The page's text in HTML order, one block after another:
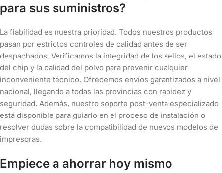
para sus suministros?
La fiabilidad es nuestra prioridad. Todos nuestros productos
pasan por estrictos controles de calidad antes de ser
despachados. Verificamos la integridad de los sellos, el estado
del chip y la calidad del polvo para prevenir cualquier
inconveniente técnico. Ofrecemos envíos garantizados a nivel
nacional, llegando a todas las provincias con rapidez y
seguridad. Además, nuestro soporte post-venta especializado
está disponible para guiarlo en el proceso de instalación o
resolver dudas sobre la compatibilidad de nuevos modelos de
impresoras.
Empiece a ahorrar hoy mismo